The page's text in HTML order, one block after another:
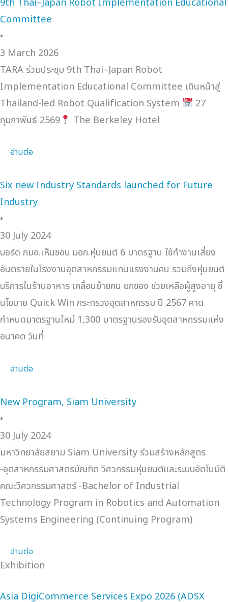
9th Thai–Japan Robot Implementation Educational
Committee
•
3 March 2026
TARA ร่วมประชุม 9th Thai–Japan Robot
Implementation Educational Committee เดินหน้าสู่
Thailand-led Robot Qualification System
27
กุมภาพันธ์ 2569
The Berkeley Hotel
อ่านต่อ
Six new Industry Standards launched for Future
Industry
•
30 July 2024
บอร์ด กมอ.เห็นชอบ มอก.หุ่นยนต์ 6 มาตรฐาน ใช้ทำงานเสี่ยง
อันตรายในโรงงานอุตสาหกรรมแทนแรงงานคน รวมถึงหุ่นยนต์
บริการในร้านอาหาร เคลื่อนย้ายคน ยกของ ช่วยเหลือผู้สูงอายุ ชี้
นโยบาย Quick Win กระทรวงอุตสาหกรรม ปี 2567 คาด
กำหนดมาตรฐานใหม่ 1,300 มาตรฐานรองรับอุตสาหกรรมแห่ง
อนาคต วันที่
อ่านต่อ
New Program, Siam University
•
30 July 2024
มหาวิทยาลัยสยาม Siam University ร่วมสร้างหลักสูตร
-อุตสาหกรรมศาสตรบัณฑิต วิศวกรรมหุ่นยนต์และระบบอัตโนมัติ
คณะวิศวกรรมศาสตร์ -Bachelor of Industrial
Technology Program in Robotics and Automation
Systems Engineering (Continuing Program)
อ่านต่อ
Exhibition
Asia DigiCommerce Services Expo 2026 (ADSX